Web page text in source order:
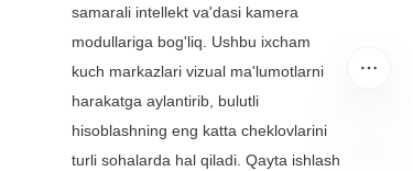
samarali intellekt va'dasi kamera
modullariga bog'liq. Ushbu ixcham
kuch markazlari vizual ma'lumotlarni
harakatga aylantirib, bulutli
hisoblashning eng katta cheklovlarini
turli sohalarda hal qiladi. Qayta ishlash